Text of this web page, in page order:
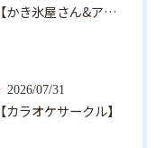
【かき氷屋さん&アルジャン向日葵】
2026/07/31
【カラオケサークル】